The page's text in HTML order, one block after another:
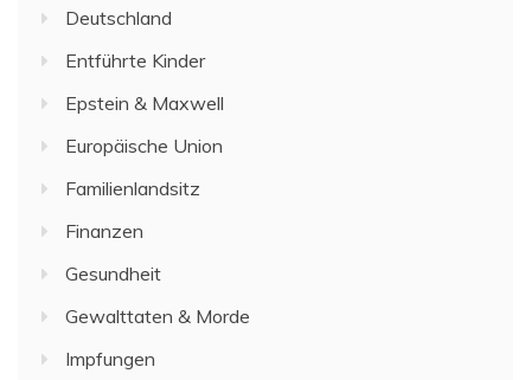
Deutschland
Entführte Kinder
Epstein & Maxwell
Europäische Union
Familienlandsitz
Finanzen
Gesundheit
Gewalttaten & Morde
Impfungen